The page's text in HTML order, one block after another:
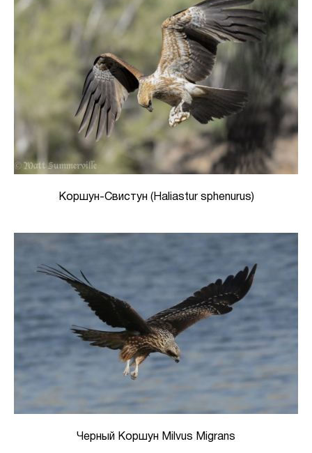
Коршун-Свистун (Haliastur sphenurus)
Черный Коршун Milvus Migrans